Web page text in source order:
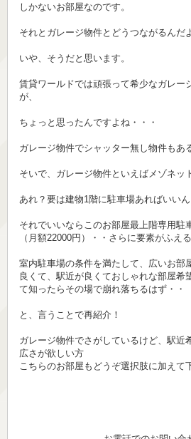
しかないお部屋なのです。
それとガレージ物件とどうつながるんだ
いや、そうだと思います。
賃貸ワールドでは頑張って希少なガレー
が、
ちょっと思ったんですよね・・・
ガレージ物件でシャッター無し物件もあ
そいで、ガレージ物件といえばメゾネッ
あれ？要は建物1階に駐車場あればいい
それでいいならこのお部屋最上階専用駐
（月額22000円）・・さらに要素がふえ
室内駐車場の条件を満たして、広いお部
良くて、駅近が良くておしゃれな部屋希
て知ったらその場で崩れ落ちるはず・・
と、言うことで再紹介！
ガレージ物件でさがしているけど、駅近
広さが欲しい方
こちらのお部屋もどうぞ選択肢に加えて